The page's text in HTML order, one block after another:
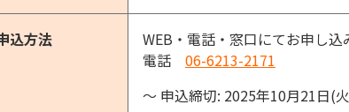
込方法
WEB・電話・窓口にてお申し込
電話 06-6213-2171
〜 申込締切: 2025年10月21日(